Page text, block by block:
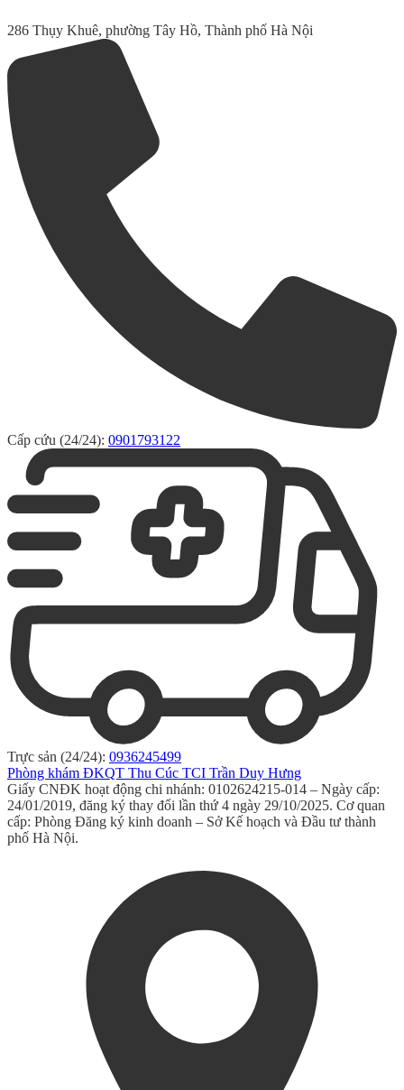
286 Thụy Khuê, phường Tây Hồ, Thành phố Hà Nội
Cấp cứu (24/24): 0901793122
Trực sản (24/24): 0936245499
Phòng khám ĐKQT Thu Cúc TCI Trần Duy Hưng
Giấy CNĐK hoạt động chi nhánh: 0102624215-014 – Ngày cấp:
24/01/2019, đăng ký thay đổi lần thứ 4 ngày 29/10/2025. Cơ quan
cấp: Phòng Đăng ký kinh doanh – Sở Kế hoạch và Đầu tư thành
phố Hà Nội.